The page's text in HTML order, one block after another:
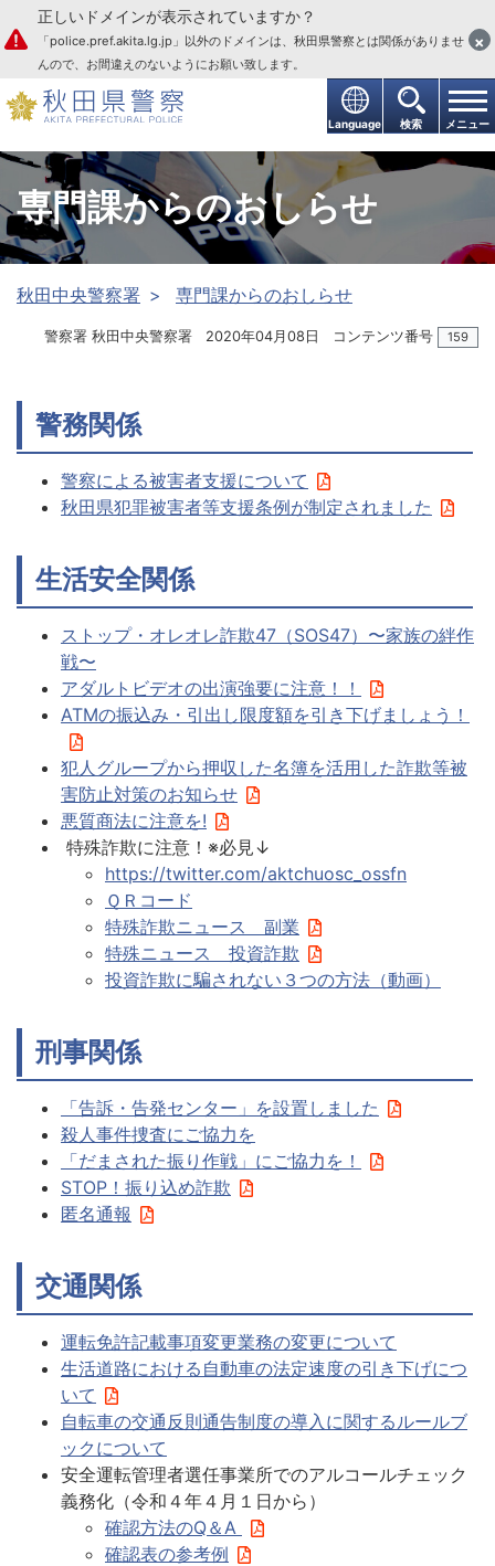
本文へ
Language 検索 メニュー
正しいドメインが表示されていますか？
「police.pref.akita.lg.jp」以外のドメインは、秋田県警察とは関係がありませ
んので、お間違えのないようにお願い致します。
×
専門課からのおしらせ
秋田中央警察署 専門課からのおしらせ
警察署 秋田中央警察署 2020年04月08日 コンテンツ番号 159
警務関係
警察による被害者支援について
秋田県犯罪被害者等支援条例が制定されました
生活安全関係
ストップ・オレオレ詐欺47（SOS47）〜家族の絆作
戦〜
アダルトビデオの出演強要に注意！！
ATMの振込み・引出し限度額を引き下げましょう！
犯人グループから押収した名簿を活用した詐欺等被
害防止対策のお知らせ
悪質商法に注意を!
特殊詐欺に注意！※必見↓
https://twitter.com/aktchuosc_ossfn
ＱＲコード
特殊詐欺ニュース 副業
特殊ニュース 投資詐欺
投資詐欺に騙されない３つの方法（動画）
刑事関係
「告訴・告発センター」を設置しました
殺人事件捜査にご協力を
「だまされた振り作戦」にご協力を！
STOP！振り込め詐欺
匿名通報
交通関係
運転免許記載事項変更業務の変更について
生活道路における自動車の法定速度の引き下げにつ
いて
自転車の交通反則通告制度の導入に関するルールブ
ックについて
安全運転管理者選任事業所でのアルコールチェック
義務化（令和４年４月１日から）
確認方法のQ＆A
確認表の参考例